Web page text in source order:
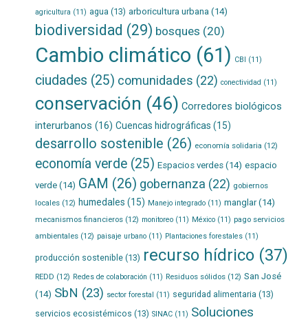
agricultura (11) agua (13) arboricultura urbana (14)
biodiversidad (29) bosques (20)
Cambio climático (61) CBI (11)
ciudades (25) comunidades (22) conectividad (11)
conservación (46) Corredores biológicos
interurbanos (16) Cuencas hidrográficas (15)
desarrollo sostenible (26) economía solidaria (12)
economía verde(25) Espacios verdes(14) espacio
verde(14) GAM (26) gobernanza (22) gobiernos
locales(12) humedales (15) Manejo integrado(11) manglar(14)
mecanismos financieros(12) monitoreo(11) México(11) pago servicios
ambientales(12) paisaje urbano(11) Plantaciones forestales(11)
producción sostenible(13) recurso hídrico(37)
REDD (12) Redes de colaboración (11) Residuos sólidos(12) San José
(14) SbN (23) sector forestal (11) seguridad alimentaria (13)
servicios ecosistémicos (13) SINAC(11) Soluciones